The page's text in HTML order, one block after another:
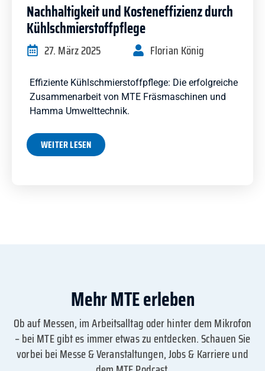
Nachhaltigkeit und Kosteneffizienz durch
Kühlschmierstoffpflege
27. März 2025 Florian König
Effiziente Kühlschmierstoffpflege: Die erfolgreiche
Zusammenarbeit von MTE Fräsmaschinen und
Hamma Umwelttechnik.
WEITER LESEN
Mehr MTE erleben
Ob auf Messen, im Arbeitsalltag oder hinter dem Mikrofon
– bei MTE gibt es immer etwas zu entdecken. Schauen Sie
vorbei bei Messe & Veranstaltungen, Jobs & Karriere und